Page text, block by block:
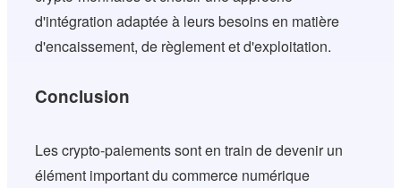
d'intégration adaptée à leurs besoins en matière
d'encaissement, de règlement et d'exploitation.
Conclusion
Les crypto-paiements sont en train de devenir un
élément important du commerce numérique